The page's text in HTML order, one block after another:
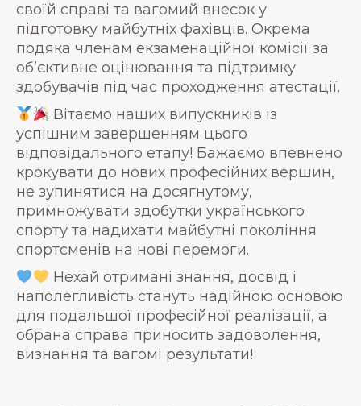
своїй справі та вагомий внесок у
підготовку майбутніх фахівців. Окрема
подяка членам екзаменаційної комісії за
об’єктивне оцінювання та підтримку
здобувачів під час проходження атестації.
Вітаємо наших випускників із
успішним завершенням цього
відповідального етапу! Бажаємо впевнено
крокувати до нових професійних вершин,
не зупинятися на досягнутому,
примножувати здобутки українського
спорту та надихати майбутні покоління
спортсменів на нові перемоги.
Нехай отримані знання, досвід і
наполегливість стануть надійною основою
для подальшої професійної реалізації, а
обрана справа приносить задоволення,
визнання та вагомі результати!